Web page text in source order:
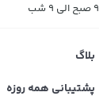
9 صبح الی 9 شب
بلاگ
پشتیبانی همه روزه